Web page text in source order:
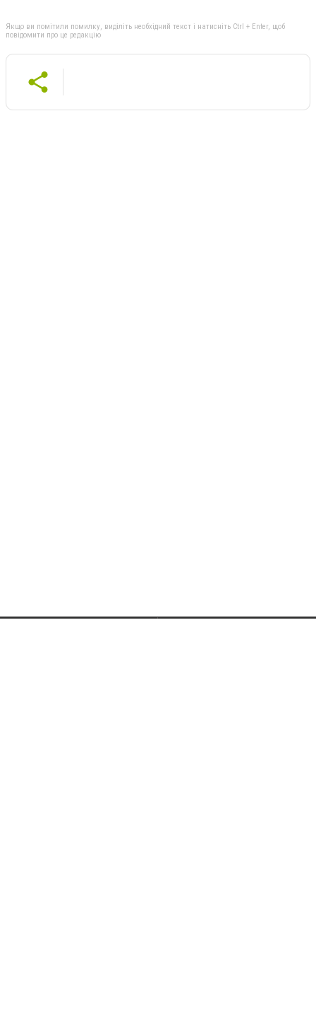
Якщо ви помітили помилку, виділіть необхідний текст і натисніть Ctrl + Enter, щоб
повідомити про це редакцію